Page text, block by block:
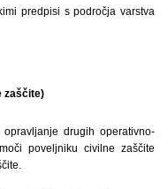
predpisi s področja varstva
zaščite)
drugih operativno-
poveljniku civilne zaščite